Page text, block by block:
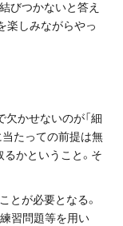
結びつかないと答え
楽しみながらやっ
欠かせないのが「細
当たっての前提は無
るかということ。そ
ことが必要となる。
習問題等を用い